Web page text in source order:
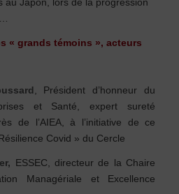
« grands témoins », acteurs
, Président d’honneur du
et Santé, expert sureté
de l’AIEA, à l’initiative de ce
Covid » du Cercle
ESSEC, directeur de la Chaire
Managériale et Excellence